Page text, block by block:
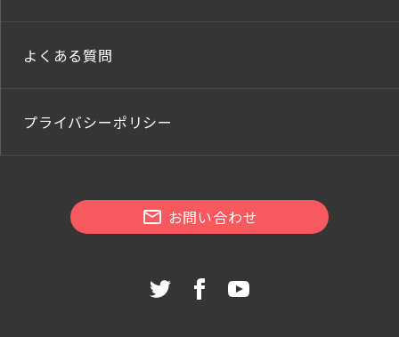
よくある質問
プライバシーポリシー
お問い合わせ